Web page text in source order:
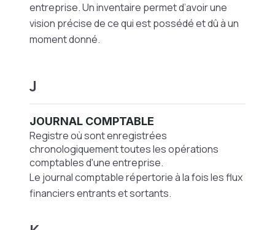
entreprise.Un inventaire permet d’avoir une
vision précise de ce qui est possédé et dû à un
moment donné.
J
JOURNAL COMPTABLE
Registre où sont enregistrées
chronologiquement toutes les opérations
comptables d'une entreprise.
Le journal comptable répertorie à la fois les flux
financiers entrants et sortants.